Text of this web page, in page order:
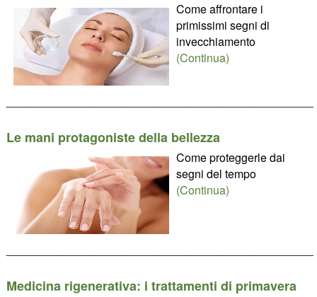
Come affrontare i
primissimi segni di
invecchiamento
(Continua)
Le mani protagoniste della bellezza
Come proteggerle dai
segni del tempo
(Continua)
Medicina rigenerativa: i trattamenti di primavera